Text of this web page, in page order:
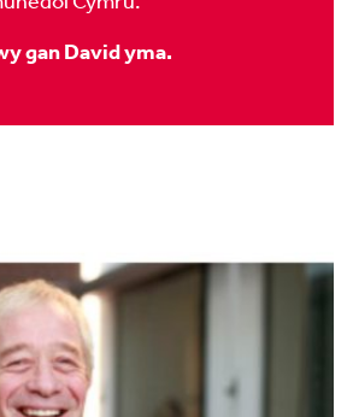
gan David yma.